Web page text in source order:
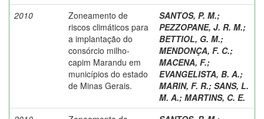
2010
Zoneamento de
riscos climáticos para
a implantação do
consórcio milho-
capim Marandu em
municípios do estado
de Minas Gerais.
SANTOS, P. M.;
PEZZOPANE, J. R. M.;
BETTIOL, G. M.;
MENDONÇA, F. C.;
MACENA, F.;
EVANGELISTA, B. A.;
MARIN, F. R.; SANS, L.
M. A.; MARTINS, C. E.